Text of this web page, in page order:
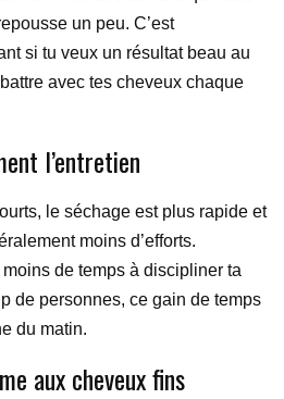
un peu. C’est
si tu veux un résultat beau au
avec tes cheveux chaque
l’entretien
le séchage est plus rapide et
moins d’efforts.
de temps à discipliner ta
de personnes, ce gain de temps
du matin.
aux cheveux fins